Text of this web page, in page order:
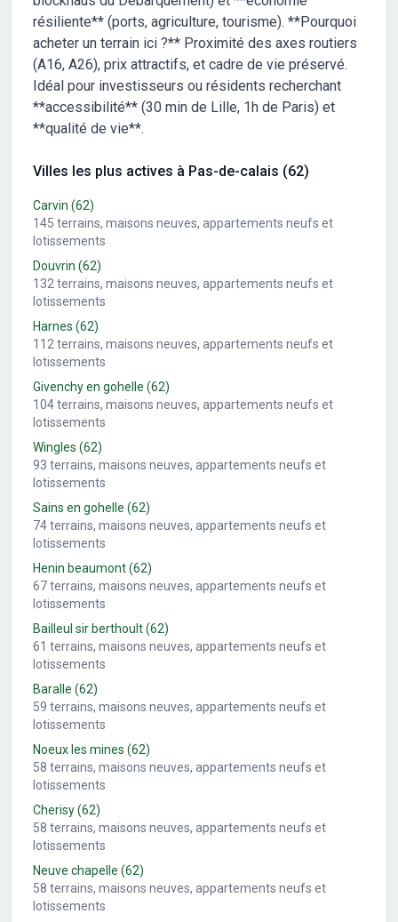
résiliente** (ports, agriculture, tourisme). **Pourquoi
acheter un terrain ici ?** Proximité des axes routiers
(A16, A26), prix attractifs, et cadre de vie préservé.
Idéal pour investisseurs ou résidents recherchant
**accessibilité** (30 min de Lille, 1h de Paris) et
**qualité de vie**.
Villes les plus actives à Pas-de-calais (62)
Carvin (62)
145 terrains, maisons neuves, appartements neufs et
lotissements
Douvrin (62)
132 terrains, maisons neuves, appartements neufs et
lotissements
Harnes (62)
112 terrains, maisons neuves, appartements neufs et
lotissements
Givenchy en gohelle (62)
104terrains, maisons neuves, appartements neufs et
lotissements
Wingles (62)
93 terrains, maisons neuves, appartements neufs et
lotissements
Sains en gohelle (62)
74terrains, maisons neuves, appartements neufs et
lotissements
Henin beaumont(62)
67terrains, maisons neuves, appartements neufs et
lotissements
Bailleul sir berthoult(62)
61 terrains, maisons neuves, appartements neufs et
lotissements
Baralle (62)
59 terrains, maisons neuves, appartements neufs et
lotissements
Noeux les mines (62)
58 terrains, maisons neuves, appartements neufs et
lotissements
Cherisy(62)
58 terrains, maisons neuves, appartements neufs et
lotissements
Neuve chapelle (62)
58 terrains, maisons neuves, appartements neufs et
lotissements